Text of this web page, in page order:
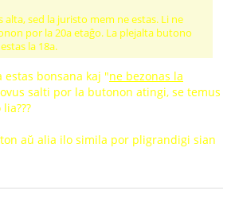
alta, sed la juristo mem ne estas. Li ne
por la 20a etaĝo. La plejalta butono
la 18a.
estas bonsana kaj "ne bezonas la
salti por la butonon atingi, se temus
aŭ alia ilo simila por pligrandigi sian